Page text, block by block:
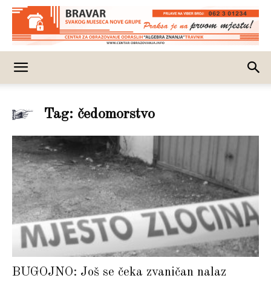
Tag: čedomorstvo
BUGOJNO: Još se čeka zvaničan nalaz